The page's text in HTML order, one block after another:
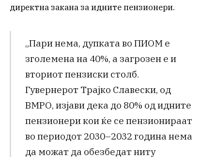
директна закана за идните пензионери.
„Пари нема, дупката во ПИОМ е
зголемена на 40%, а загрозен е и
вториот пензиски столб.
Гувернерот Трајко Славески, од
ВМРО, изјави дека до 80% од идните
пензионери кои ќе се пензионираат
во периодот 2030–2032 година нема
да можат да обезбедат ниту